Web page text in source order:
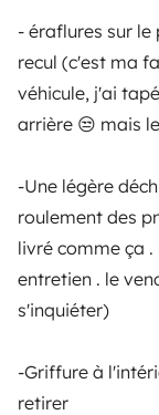
- éraflures sur
recul (c'est ma
véhicule, j'ai
arrière 😒 mais
-Une légère
roulement des
livré comme ça
entretien . le
s'inquiéter)
-Griffure à
retirer
A Yescapa é
aluguer de
intermediário
chave-na-mão
em total
4.22/5 de 544
Shops
Instagram
X